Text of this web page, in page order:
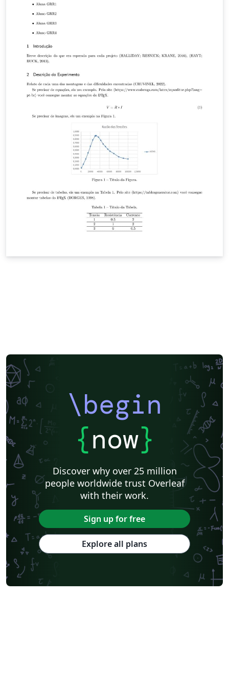
\begin
{now}
Discover why over 25 million
people worldwide trust Overleaf
with their work.
Sign up for free
Explore all plans